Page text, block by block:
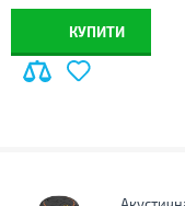
КУПИТИ